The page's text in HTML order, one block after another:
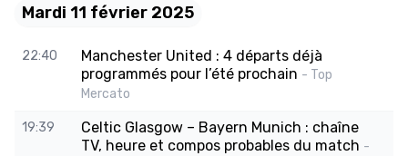
Mardi 11 février 2025
22:40
Manchester United : 4 départs déjà
programmés pour l’été prochain - Top
Mercato
19:39
Celtic Glasgow – Bayern Munich : chaîne
TV, heure et compos probables du match -